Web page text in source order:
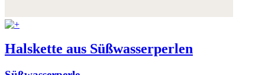
Halskette aus Süßwasserperlen